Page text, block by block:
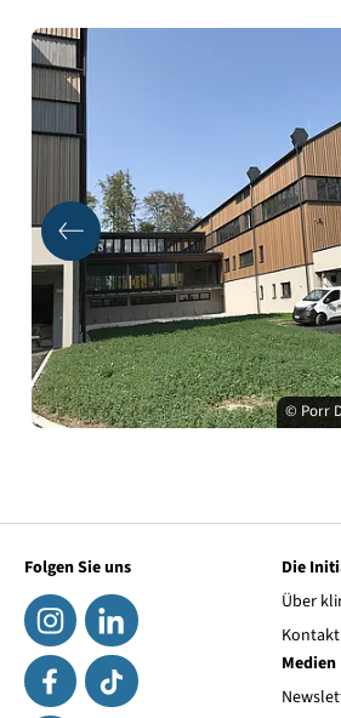
Folgen Sie uns
Die
Über
Medien